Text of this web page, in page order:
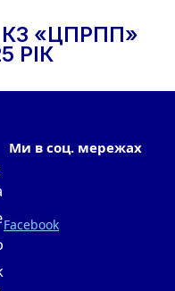
КЗ «ЦПРПП»
РІК
Ми в соц. мережах
Facebook